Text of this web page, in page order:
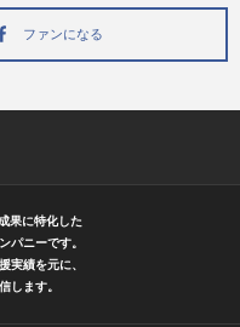
ファンになる
果に特化した
パニーです。
実績を元に、
します。